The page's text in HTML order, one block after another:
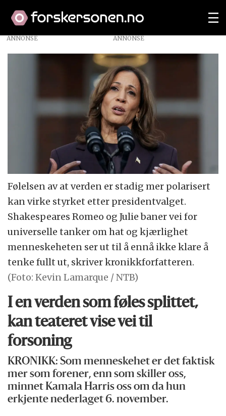
ANNONSE
Følelsen av at verden er stadig mer polarisert
kan virke styrket etter presidentvalget.
Shakespeares Romeo og Julie baner vei for
universelle tanker om hat og kjærlighet
menneskeheten ser ut til å ennå ikke klare å
tenke fullt ut, skriver kronikkforfatteren.
(Foto: Kevin Lamarque / NTB)
I en verden som føles splittet,
kan teateret vise vei til
forsoning
KRONIKK: Som menneskehet er det faktisk
mer som forener, enn som skiller oss,
minnet Kamala Harris oss om da hun
erkjente nederlaget 6. november.